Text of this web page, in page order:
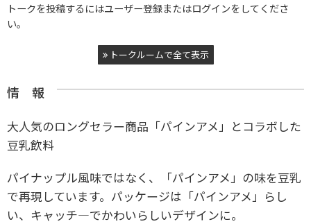
トークを投稿するにはユーザー登録またはログインをしてくださ
い。
トークルームで全て表示
情 報
大人気のロングセラー商品「パインアメ」とコラボした
豆乳飲料
パイナップル風味ではなく、「パインアメ」の味を豆乳
で再現しています。パッケージは「パインアメ」らし
い、キャッチ―でかわいらしいデザインに。